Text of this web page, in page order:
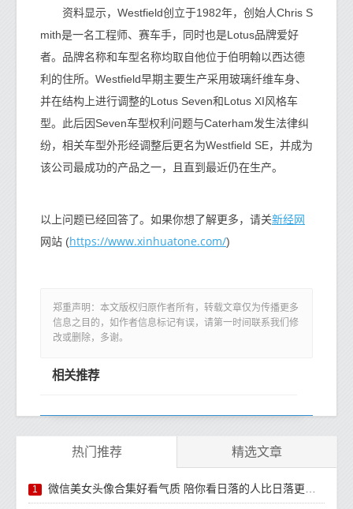
资料显示，Westfield创立于1982年，创始人Chris S
mith是一名工程师、赛车手，同时也是Lotus品牌爱好
者。品牌名称和车型名称均取自他位于伯明翰以西达德
利的住所。Westfield早期主要生产采用玻璃纤维车身、
并在结构上进行调整的Lotus Seven和Lotus XI风格车
型。此后因Seven车型权利问题与Caterham发生法律纠
纷，相关车型外形经调整后更名为Westfield SE，并成为
该公司最成功的产品之一，且直到最近仍在生产。
以上问题已经回答了。如果你想了解更多，请关新经网
网站 (https://www.xinhuatone.com/)
郑重声明：本文版权归原作者所有，转载文章仅为传播更多
信息之目的，如作者信息标记有误，请第一时间联系我们修
改或删除，多谢。
相关推荐
热门推荐 精选文章
1 微信美女头像合集好看气质 陪你看日落的人比日落更浪漫